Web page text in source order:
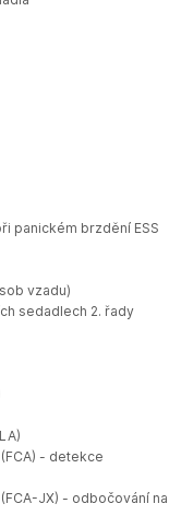
panickém brzdění ESS
vzadu)
sedadlech 2. řady
- detekce
JX) - odbočování na